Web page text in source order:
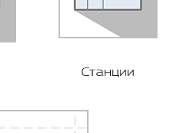
Станции